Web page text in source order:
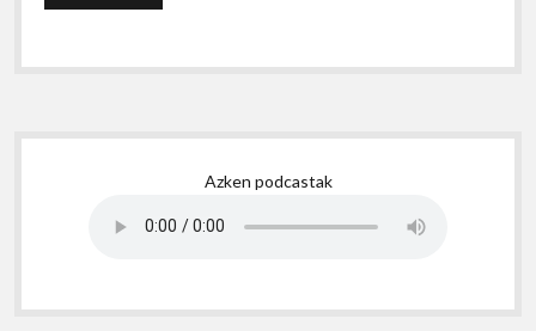
Sidebar
Azken podcastak